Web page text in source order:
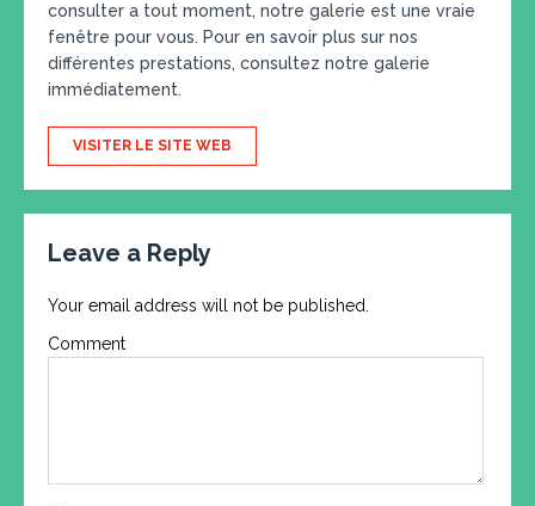
consulter a tout moment, notre galerie est une vraie
fenêtre pour vous. Pour en savoir plus sur nos
différentes prestations, consultez notre galerie
immédiatement.
VISITER LE SITE WEB
Leave a Reply
Your email address will not be published.
Comment